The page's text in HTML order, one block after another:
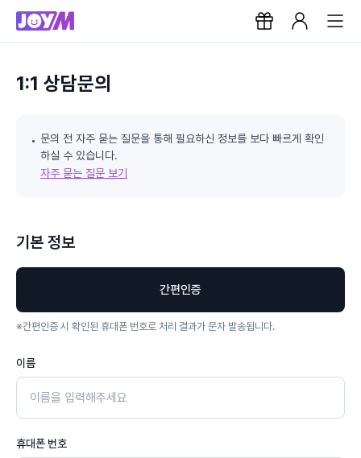
1:1 상담문의
문의 전 자주 묻는 질문을 통해 필요하신 정보를 보다 빠르게 확인
하실 수 있습니다.
자주 묻는 질문 보기
기본 정보
간편인증
※간편인증 시 확인된 휴대폰 번호로 처리 결과가 문자 발송됩니다.
이름
휴대폰 번호